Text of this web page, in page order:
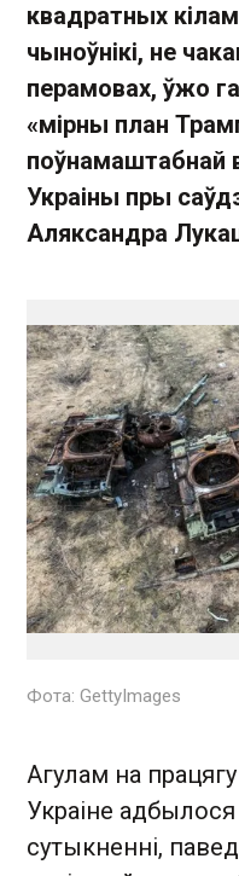
квадратных
чыноўнікі, не
перамовах, ўжо
«мірны план
поўнамаштабнай
Украіны пры
Аляксандра
Фота: GettyImages
Агулам на
Украіне адбылося
сутыкненні,